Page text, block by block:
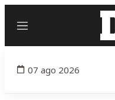
Menú
07 ago 2026